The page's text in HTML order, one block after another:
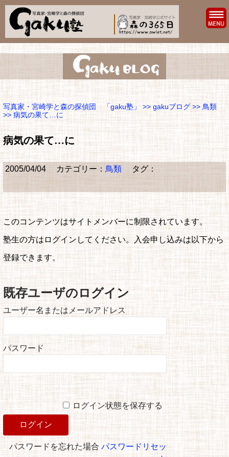
写真家・宮崎学と森の探偵団 「gaku塾」 >> gakuブログ >> 鳥類
>> 病気の果て…に
病気の果て…に
2005/04/04 カテゴリー： 鳥類 タグ：
このコンテンツはサイトメンバーに制限されています。
塾生の方はログインしてください。入会申し込みは以下から
登録できます。
既存ユーザのログイン
ユーザー名またはメールアドレス
パスワード
ログイン状態を保存する
パスワードを忘れた場合パスワードリセッ